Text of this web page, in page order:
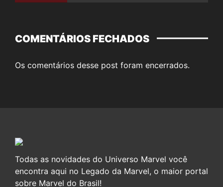
COMENTÁRIOS FECHADOS
Os comentários desse post foram encerrados.
Todas as novidades do Universo Marvel você
encontra aqui no Legado da Marvel, o maior portal
sobre Marvel do Brasil!